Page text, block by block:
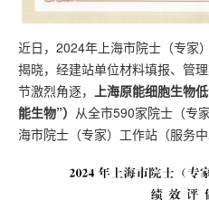
近日，2024年上海市院士（专家
揭晓，经建站单位材料填报、管
节激烈角逐，
上海原能细胞生物
能生物”） 从全市590家院士（专
海市院士（专家）工作站（服务中